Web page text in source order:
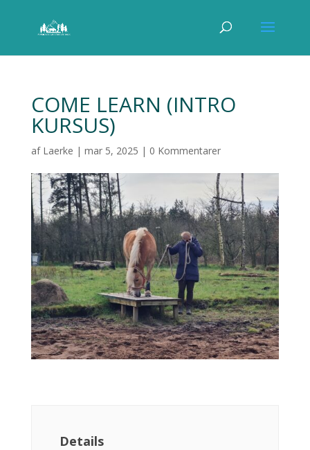
COME LEARN (INTRO
KURSUS)
af Laerke | mar 5, 2025 | 0 Kommentarer
Details